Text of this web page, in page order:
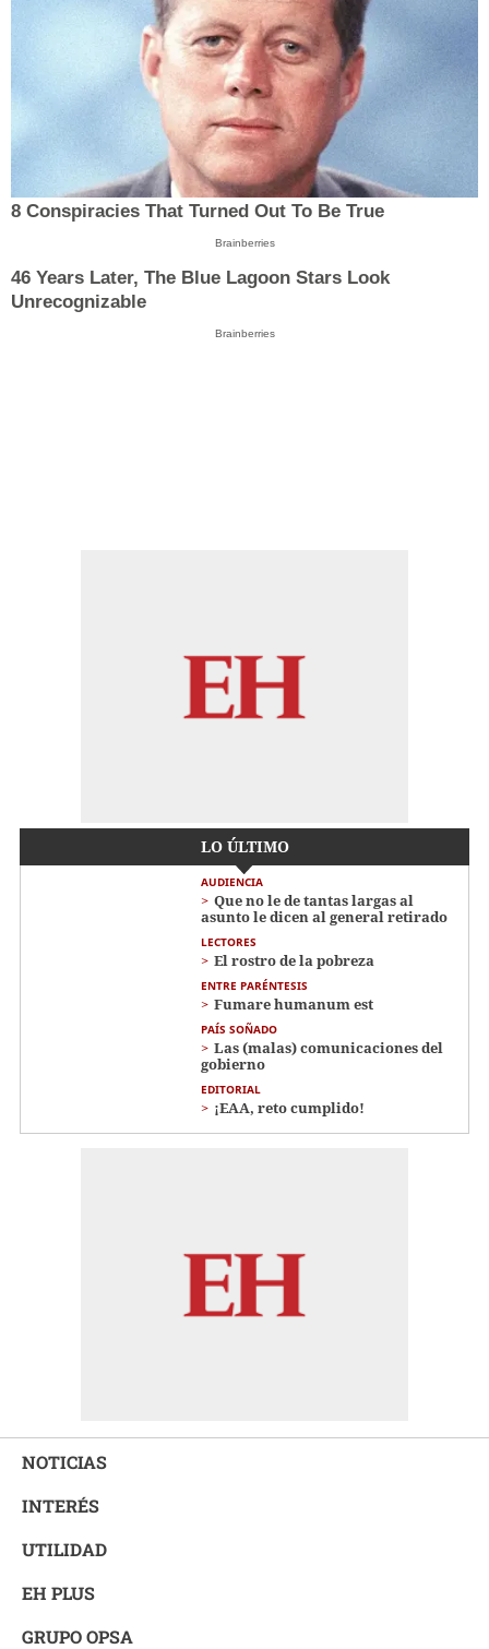
8 Conspiracies That Turned Out To Be True
Brainberries
46 Years Later, The Blue Lagoon Stars Look
Unrecognizable
Brainberries
LO ÚLTIMO
AUDIENCIA
Que no le de tantas largas al
asunto le dicen al general retirado
LECTORES
El rostro de la pobreza
ENTRE PARÉNTESIS
Fumare humanum est
PAÍS SOÑADO
Las (malas) comunicaciones del
gobierno
EDITORIAL
¡EAA, reto cumplido!
NOTICIAS
INTERÉS
UTILIDAD
EH PLUS
GRUPO OPSA